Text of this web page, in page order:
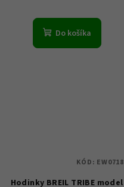
Do košíka
Hodinky BREIL TRIBE model
KÓD: EW0718